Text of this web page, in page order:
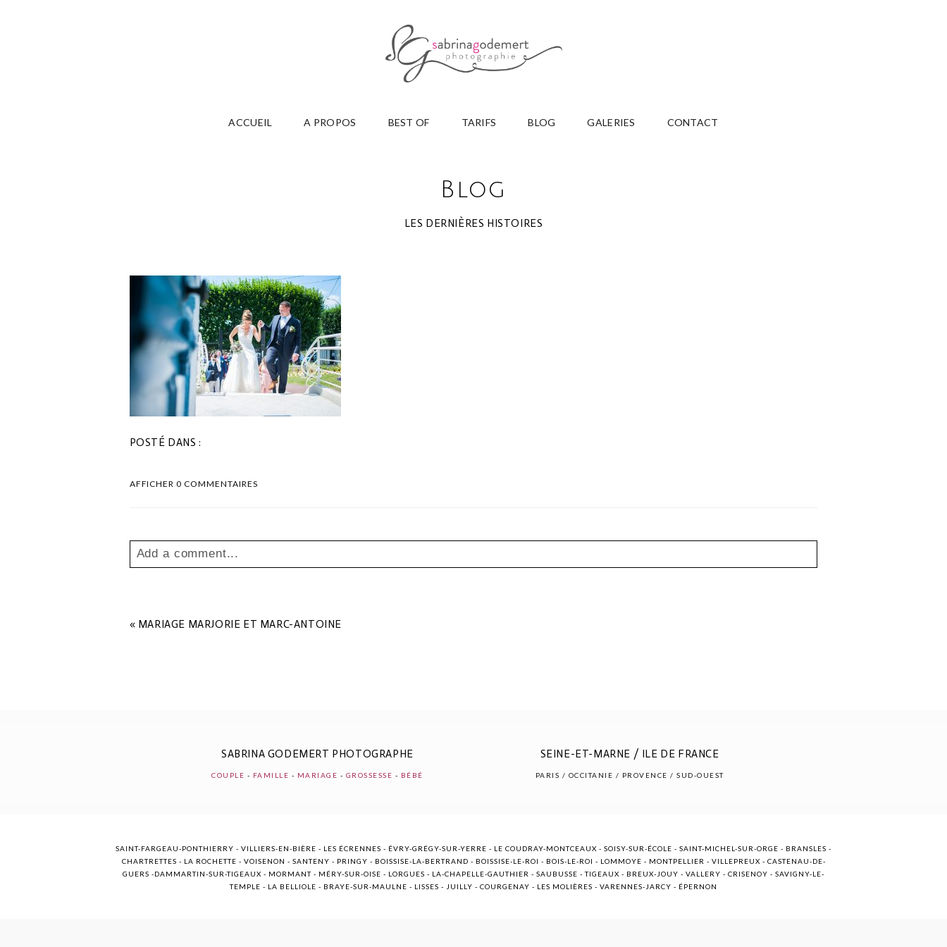
ACCUEIL A PROPOS BEST OF TARIFS BLOG GALERIES CONTACT
Blog
LES DERNIÈRES HISTOIRES
POSTÉ DANS :
AFFICHER0 COMMENTAIRES
Add a comment...
« MARIAGE MARJORIE ET MARC-ANTOINE
SABRINA GODEMERT PHOTOGRAPHE
COUPLE - FAMILLE - MARIAGE - GROSSESSE - BÉBÉ
SEINE-ET-MARNE / ILE DE FRANCE
PARIS / OCCITANIE / PROVENCE / SUD-OUEST
SAINT-FARGEAU-PONTHIERRY - VILLIERS-EN-BIÈRE - LES ÉCRENNES - ÉVRY-GRÉGY-SUR-YERRE - LE COUDRAY-MONTCEAUX - SOISY-SUR-ÉCOLE - SAINT-MICHEL-SUR-ORGE - BRANSLES -
CHARTRETTES - LA ROCHETTE - VOISENON - SANTENY - PRINGY - BOISSISE-LA-BERTRAND - BOISSISE-LE-ROI - BOIS-LE-ROI - LOMMOYE - MONTPELLIER - VILLEPREUX - CASTENAU-DE-
GUERS -DAMMARTIN-SUR-TIGEAUX - MORMANT - MÉRY-SUR-OISE - LORGUES - LA-CHAPELLE-GAUTHIER - SAUBUSSE - TIGEAUX - BREUX-JOUY - VALLERY - CRISENOY - SAVIGNY-LE-
TEMPLE - LA BELLIOLE - BRAYE-SUR-MAULNE - LISSES - JUILLY - COURGENAY - LES MOLIÈRES - VARENNES-JARCY - ÉPERNON